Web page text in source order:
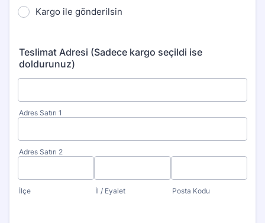
Kargo ile gönderilsin
Teslimat Adresi (Sadece kargo seçildi ise
doldurunuz)
Adres Satırı 1
Adres Satırı 2
İlçe İl / Eyalet Posta Kodu